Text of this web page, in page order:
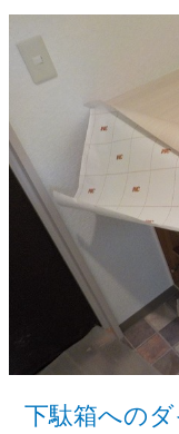
ム
ッ
へ
の
下駄箱への